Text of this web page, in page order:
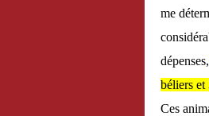
me
dépenses,
béliers et
Ces